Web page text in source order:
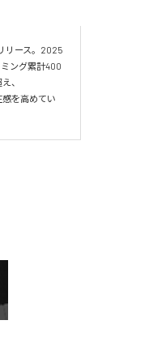
リース。2025
ミング累計400
、
感を高めてい